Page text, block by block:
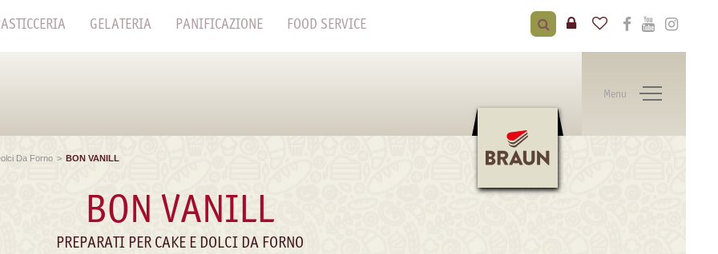
GELATERIA PANIFICAZIONE FOOD SERVICE
Menu
Da Forno > BON VANILL
BON VANILL
PREPARATI PER CAKE E DOLCI DA FORNO